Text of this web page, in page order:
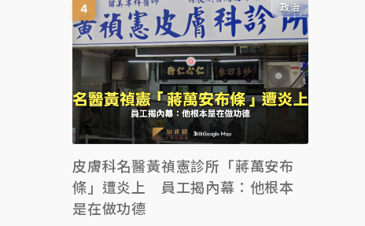
政治
皮膚科名醫黃禎憲診所「蔣萬安布
條」遭炎上 員工揭內幕：他根本
是在做功德